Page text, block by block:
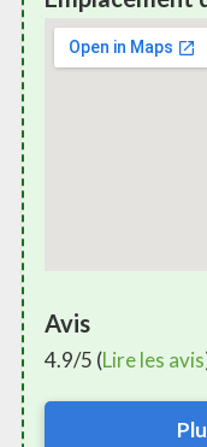
Avis
4.9/5 (Lire les avis